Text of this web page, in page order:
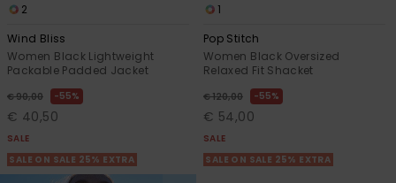
2
Wind Bliss
Women Black Lightweight
Packable Padded Jacket
€ 90,00 55%
€ 40,50
SALE
SALE ON SALE 25% EXTRA
1
Pop Stitch
Women Black Oversized
Relaxed Fit Shacket
€ 120,00 55%
€ 54,00
SALE
SALE ON SALE 25% EXTRA